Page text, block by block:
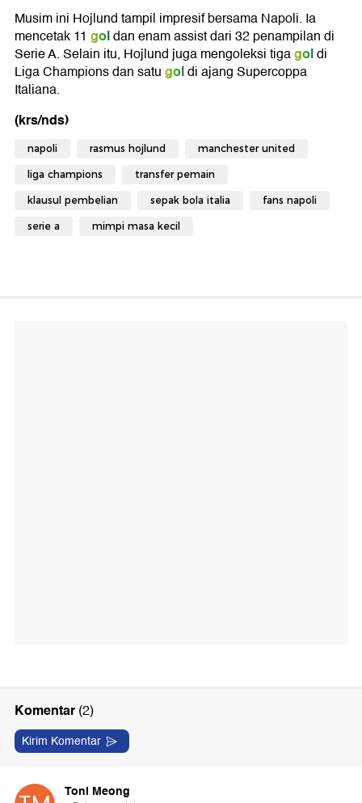
Musim ini Hojlund tampil impresif bersama Napoli. Ia
mencetak 11 goldan enam assist dari 32 penampilan di
Serie A. Selain itu, Hojlund juga mengoleksi tigagoldi
Liga Champions dan satugoldi ajang Supercoppa
Italiana.
(krs/nds)
napoli rasmus hojlund manchester united
liga champions transfer pemain
klausul pembelian sepak bola italia fans napoli
serie a mimpi masa kecil